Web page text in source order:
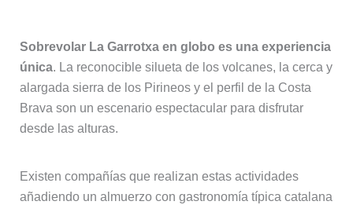
Sobrevolar La Garrotxa en globo es una experiencia
única. La reconocible silueta de los volcanes, la cerca y
alargada sierra de los Pirineos y el perfil de la Costa
Brava son un escenario espectacular para disfrutar
desde las alturas.
Existen compañías que realizan estas actividades
añadiendo un almuerzo con gastronomía típica catalana